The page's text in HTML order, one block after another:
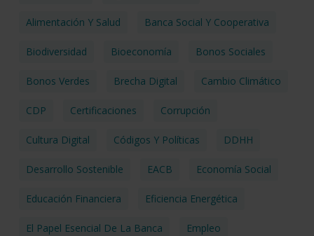
Alimentación Y Salud Banca Social Y Cooperativa
Biodiversidad Bioeconomía Bonos Sociales
Bonos Verdes Brecha Digital Cambio Climático
CDP Certificaciones Corrupción
Cultura Digital Códigos Y Políticas DDHH
Desarrollo Sostenible EACB Economía Social
Educación Financiera Eficiencia Energética
El Papel Esencial De La Banca Empleo